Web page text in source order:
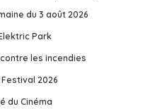
du 3 août 2026
Park
les incendies
2026
du Cinéma